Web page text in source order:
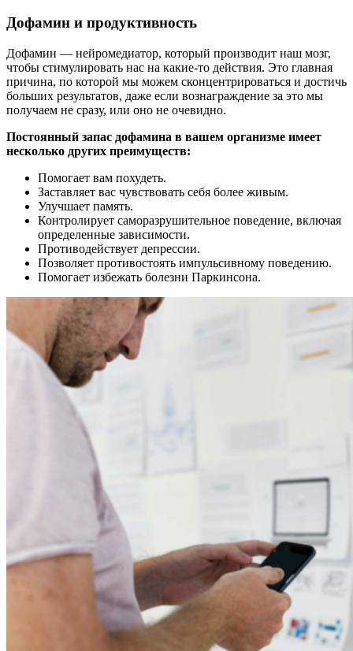
Дофамин и продуктивность
Дофамин — нейромедиатор, который производит наш мозг,
чтобы стимулировать нас на какие-то действия. Это главная
причина, по которой мы можем сконцентрироваться и достичь
больших результатов, даже если вознаграждение за это мы
получаем не сразу, или оно не очевидно.
Постоянный запас дофамина в вашем организме имеет
несколько других преимуществ:
Помогает вам похудеть.
Заставляет вас чувствовать себя более живым.
Улучшает память.
Контролирует саморазрушительное поведение, включая
определенные зависимости.
Противодействует депрессии.
Позволяет противостоять импульсивному поведению.
Помогает избежать болезни Паркинсона.